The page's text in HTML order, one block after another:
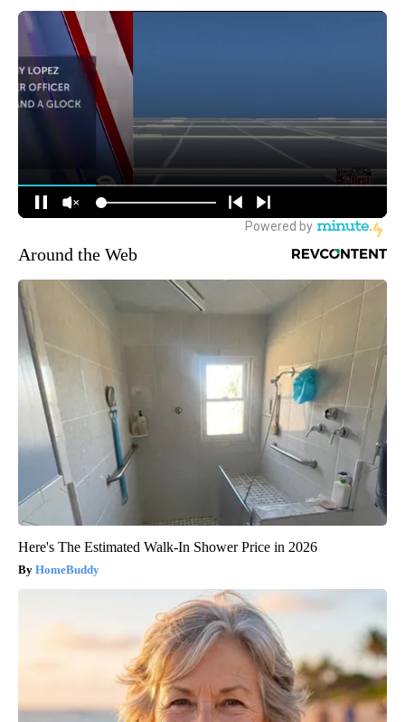
Around the Web
Here's The Estimated Walk-In Shower Price in 2026
HomeBuddy